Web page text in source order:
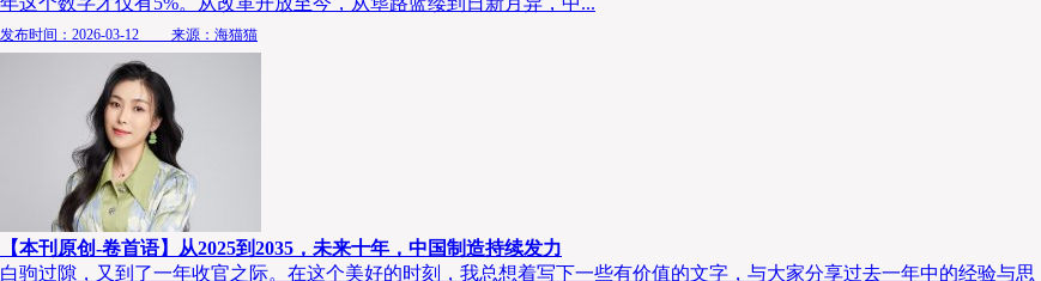
发布时间：2026-03-12 来源：海猫猫
【本刊原创-卷首语】从2025到2035，未来十年，中国制造持续发力
白驹过隙，又到了一年收官之际。在这个美好的时刻，我总想着写下一些有价值的文字，与大家分享过去一年中的经验与思